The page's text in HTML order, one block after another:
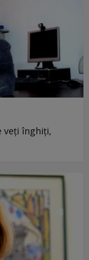
veţi înghiţi,